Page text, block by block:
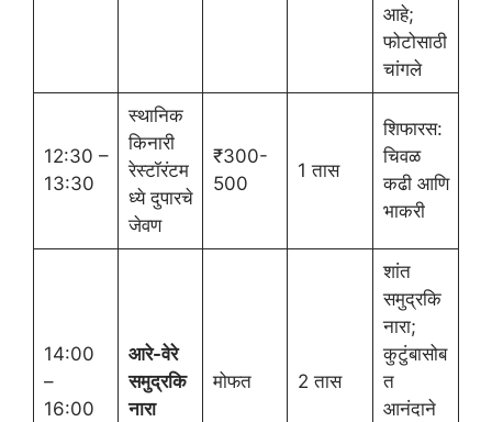
आहे;
फोटोसाठी
चांगले
12:30 –
13:30
स्थानिक
किनारी
रेस्टॉरंटम
ध्ये दुपारचे
जेवण
₹300-
500
1 तास
शिफारस:
चिवळ
कढी आणि
भाकरी
14:00
–
16:00
आरे-वेरे
समुद्रकि
नारा
मोफत 2 तास
शांत
समुद्रकि
नारा;
कुटुंबासोब
त
आनंदाने